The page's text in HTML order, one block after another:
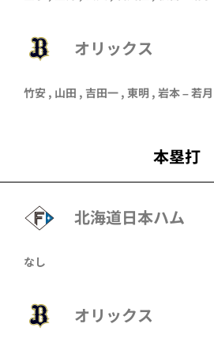
オリックス
竹安 , 山田 , 吉田一 , 東明 , 岩本–若月
本塁打
北海道日本ハム
なし
オリックス